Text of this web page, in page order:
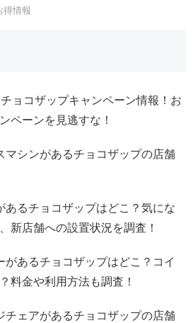
得情報
ョコザップキャンペーン情報！お
ペーンを見逃すな！
マシンがあるチョコザップの店舗
あるチョコザップはどこ？気にな
新店舗への設置状況を調査！
があるチョコザップはどこ？コイ
料金や利用方法も調査！
チェアがあるチョコザップの店舗